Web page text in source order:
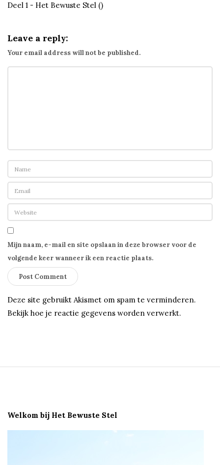
Deel 1 - Het Bewuste Stel ()
Leave a reply:
Your email address will not be published.
Mijn naam, e-mail en site opslaan in deze browser voor de
volgende keer wanneer ik een reactie plaats.
Deze site gebruikt Akismet om spam te verminderen.
Bekijk hoe je reactie gegevens worden verwerkt.
Welkom bij Het Bewuste Stel